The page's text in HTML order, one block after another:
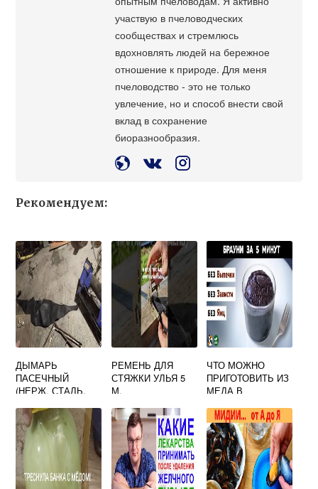
участвую в пчеловодческих
сообществах и стремлюсь
вдохновлять людей на бережное
отношение к природе. Для меня
пчеловодство - это не только
увлечение, но и способ внести свой
вклад в сохранение
биоразнообразия.
Рекомендуем:
ДЫМАРЬ
ПАСЕЧНЫЙ
(НЕРЖ. СТАЛЬ,
РЕМЕНЬ ДЛЯ
СТЯЖКИ УЛЬЯ 5
М.
ЧТО МОЖНО
ПРИГОТОВИТЬ ИЗ
МЕДА В